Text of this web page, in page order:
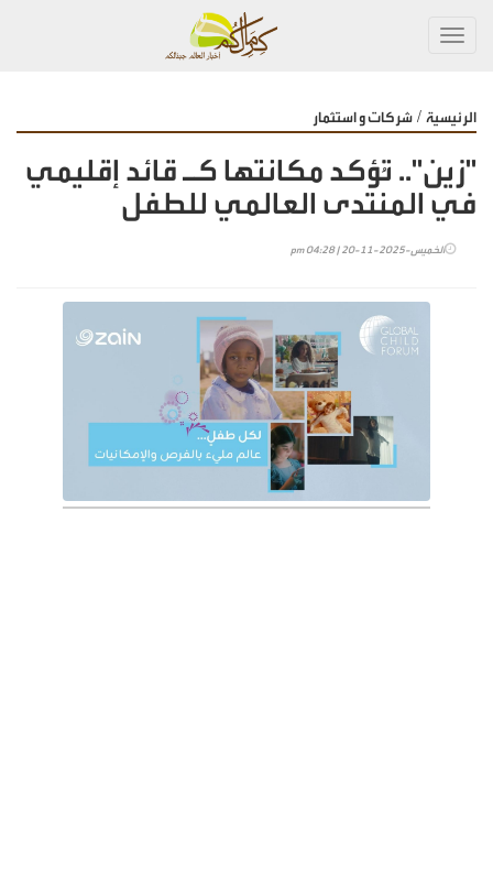
الرئيسية / شركات و استثمار
"زين".. تُؤكد مكانتها كـ قائد إقليمي
في المنتدى العالمي للطفل
الخميس-2025-11-20 | 04:28 pm